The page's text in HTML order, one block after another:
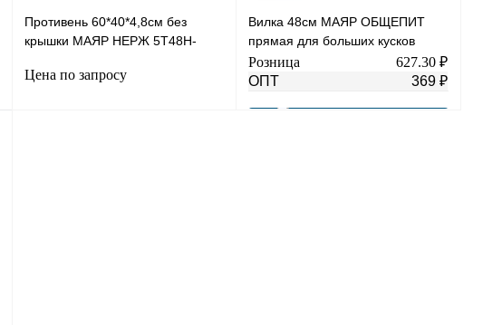
Противень 60*40*4,8см без
крышки МАЯР НЕРЖ 5T48H-
Цена по запросу
Вилка 48см МАЯР ОБЩЕПИТ
прямая для больших кусков
мяса Шпиговальные иглыYK-Ш1-
4403
Розница
627.30 ₽
ОПТ
369 ₽